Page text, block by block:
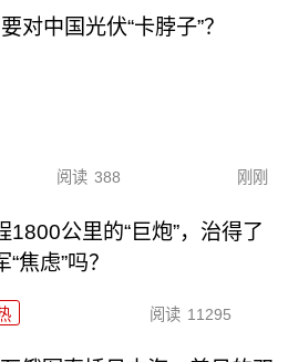
对中国光伏“卡脖子”？
阅读 388 刚刚
1800公里的“巨炮”，治得了
“焦虑”吗？
阅读 11295